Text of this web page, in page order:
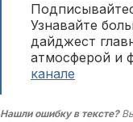
Узнавайте
дайджест
атмосферой и
канале
Нашли ошибку в тексте?